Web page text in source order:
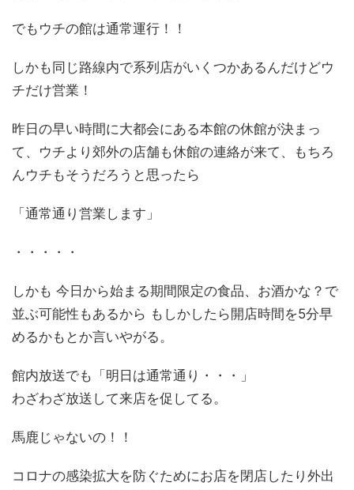
でもウチの館は通常運行！！
しかも同じ路線内で系列店がいくつかあるんだけどウ
チだけ営業！
昨日の早い時間に大都会にある本館の休館が決まっ
て、ウチより郊外の店舗も休館の連絡が来て、もちろ
んウチもそうだろうと思ったら
「通常通り営業します」
・・・・・
しかも 今日から始まる期間限定の食品、お酒かな？で
並ぶ可能性もあるから もしかしたら開店時間を5分早
めるかもとか言いやがる。
館内放送でも「明日は通常通り・・・」
わざわざ放送して来店を促してる。
馬鹿じゃないの！！
コロナの感染拡大を防ぐためにお店を閉店したり外出